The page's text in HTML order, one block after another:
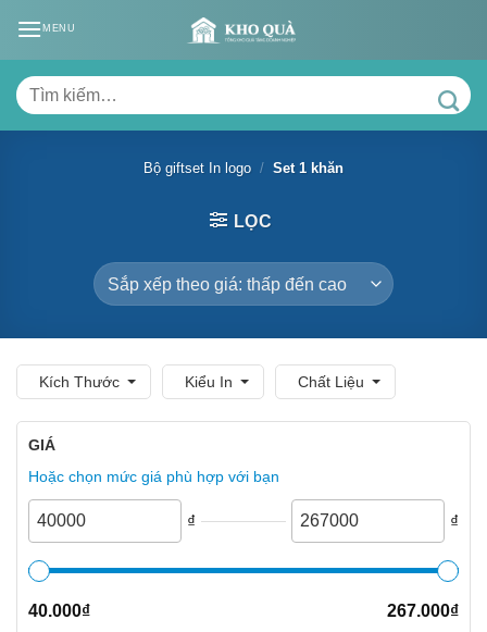
MENU
Tìm
kiếm:
Bộ giftset In logo / Set 1 khăn
LỌC
Kích Thước Kiểu In Chất Liệu
GIÁ
Hoặc chọn mức giá phù hợp với bạn
₫ ₫
40.000₫ 267.000₫